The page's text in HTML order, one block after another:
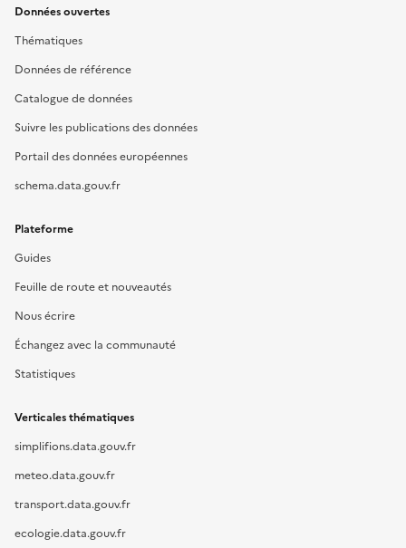
Données ouvertes
Thématiques
Données de référence
Catalogue de données
Suivre les publications des données
Portail des données européennes
schema.data.gouv.fr
Plateforme
Guides
Feuille de route et nouveautés
Nous écrire
Échangez avec la communauté
Statistiques
Verticales thématiques
simplifions.data.gouv.fr
meteo.data.gouv.fr
transport.data.gouv.fr
ecologie.data.gouv.fr